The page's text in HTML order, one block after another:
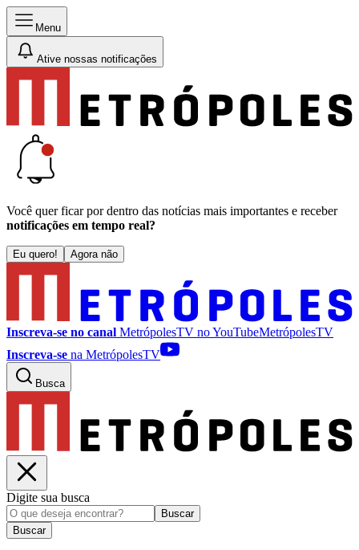
Menu
Ative nossas notificações
Você quer ficar por dentro das notícias mais importantes e receber
notificações em tempo real?
Eu quero! Agora não
Inscreva-se no canal MetrópolesTV noYouTubeMetrópolesTV
Inscreva-se na MetrópolesTV
Busca
Digite sua busca
Buscar
Buscar